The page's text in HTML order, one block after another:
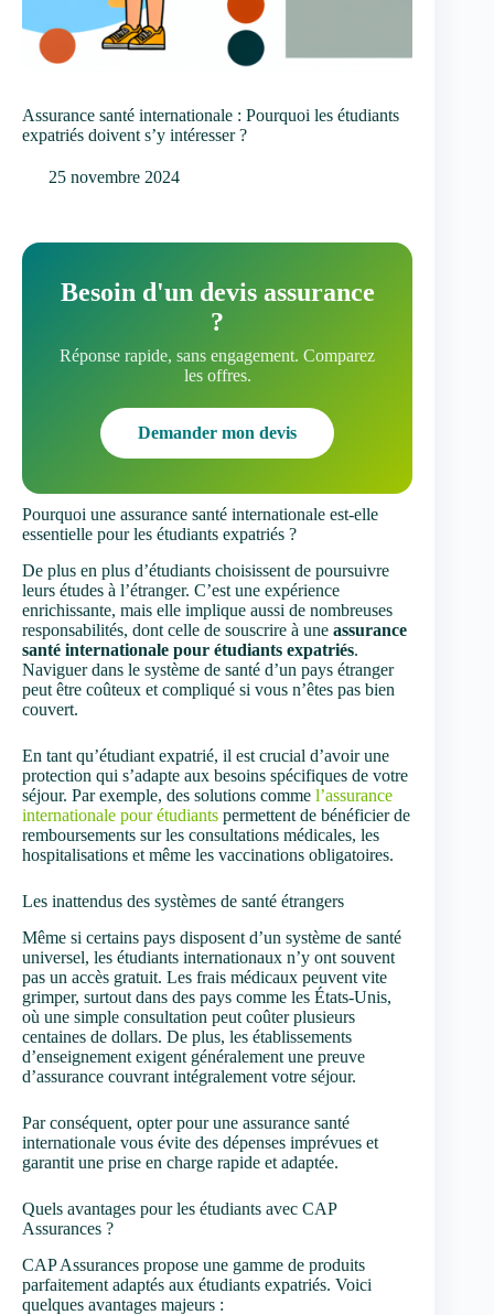
Assurance santé internationale : Pourquoi les étudiants
expatriés doivent s’y intéresser ?
25 novembre 2024
Besoin d'un devis assurance
?
Réponse rapide, sans engagement. Comparez
les offres.
Demander mon devis
Pourquoi une assurance santé internationale est-elle
essentielle pour les étudiants expatriés ?
De plus en plus d’étudiants choisissent de poursuivre
leurs études à l’étranger. C’est une expérience
enrichissante, mais elle implique aussi de nombreuses
responsabilités, dont celle de souscrire à une assurance
santé internationale pour étudiants expatriés.
Naviguer dans le système de santé d’un pays étranger
peut être coûteux et compliqué si vous n’êtes pas bien
couvert.
En tant qu’étudiant expatrié, il est crucial d’avoir une
protection qui s’adapte aux besoins spécifiques de votre
séjour. Par exemple, des solutions comme l’assurance
internationale pour étudiants permettent de bénéficier de
remboursements sur les consultations médicales, les
hospitalisations et même les vaccinations obligatoires.
Les inattendus des systèmes de santé étrangers
Même si certains pays disposent d’un système de santé
universel, les étudiants internationaux n’y ont souvent
pas un accès gratuit. Les frais médicaux peuvent vite
grimper, surtout dans des pays comme les États-Unis,
où une simple consultation peut coûter plusieurs
centaines de dollars. De plus, les établissements
d’enseignement exigent généralement une preuve
d’assurance couvrant intégralement votre séjour.
Par conséquent, opter pour une assurance santé
internationale vous évite des dépenses imprévues et
garantit une prise en charge rapide et adaptée.
Quels avantages pour les étudiants avec CAP
Assurances ?
CAP Assurances propose une gamme de produits
parfaitement adaptés aux étudiants expatriés. Voici
quelques avantages majeurs :